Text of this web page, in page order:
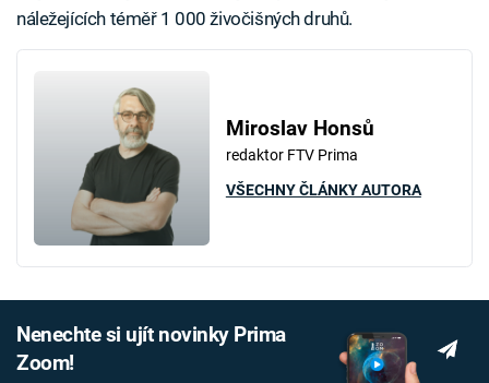
náležejících téměř 1 000 živočišných druhů.
Miroslav Honsů
redaktor FTV Prima
VŠECHNY ČLÁNKY AUTORA
Nenechte si ujít novinky Prima
Zoom!